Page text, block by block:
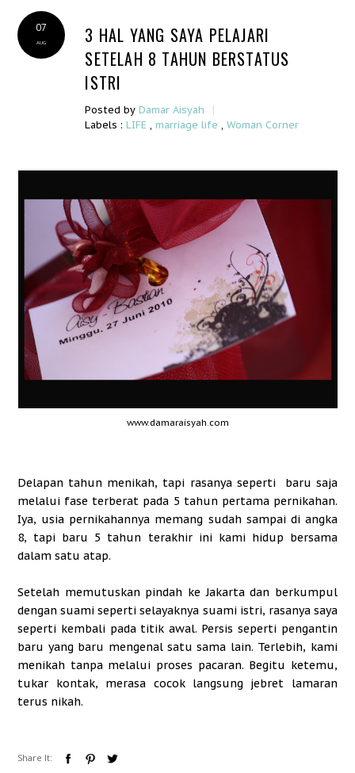
AUG
07
3 HAL YANG SAYA PELAJARI
SETELAH 8 TAHUN BERSTATUS
ISTRI
Posted byDamar Aisyah |
Labels :LIFE ,marriage life ,Woman Corner
www.damaraisyah.com
Delapan tahun menikah, tapi rasanya seperti baru saja
melalui fase terberat pada 5 tahun pertama pernikahan.
Iya, usia pernikahannya memang sudah sampai di angka
8, tapi baru 5 tahun terakhir ini kami hidup bersama
dalam satu atap.
Setelah memutuskan pindah ke Jakarta dan berkumpul
dengan suami seperti selayaknya suami istri, rasanya saya
seperti kembali pada titik awal. Persis seperti pengantin
baru yang baru mengenal satu sama lain. Terlebih, kami
menikah tanpa melalui proses pacaran. Begitu ketemu,
tukar kontak, merasa cocok langsung jebret lamaran
terus nikah.
Share It: